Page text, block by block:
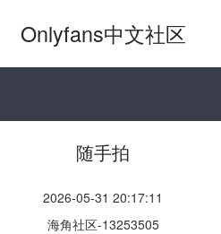
Onlyfans中文社区
随手拍
2026-05-31 20:17:11
海角社区-13253505